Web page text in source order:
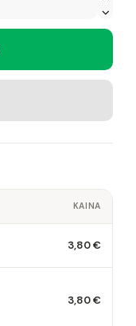
KAINA
3,80 €
3,80 €